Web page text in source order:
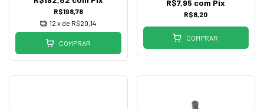
R$198,78
12 x de R$20,14
COMPRAR
R$8,20
R$7,95 com Pix
COMPRAR